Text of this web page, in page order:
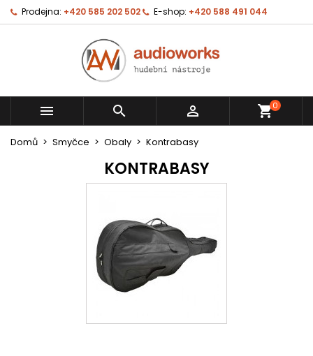
Prodejna: +420 585 202 502 E-shop: +420 588 491 044
   shopping_cart0
Domů Smyčce Obaly Kontrabasy
KONTRABASY